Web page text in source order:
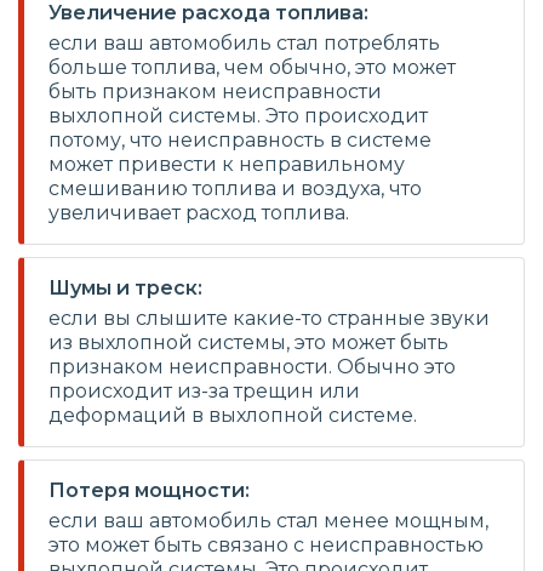
Увеличение расхода топлива:
если ваш автомобиль стал потреблять
больше топлива, чем обычно, это может
быть признаком неисправности
выхлопной системы. Это происходит
потому, что неисправность в системе
может привести к неправильному
смешиванию топлива и воздуха, что
увеличивает расход топлива.
Шумы и треск:
если вы слышите какие-то странные звуки
из выхлопной системы, это может быть
признаком неисправности. Обычно это
происходит из-за трещин или
деформаций в выхлопной системе.
Потеря мощности:
если ваш автомобиль стал менее мощным,
это может быть связано с неисправностью